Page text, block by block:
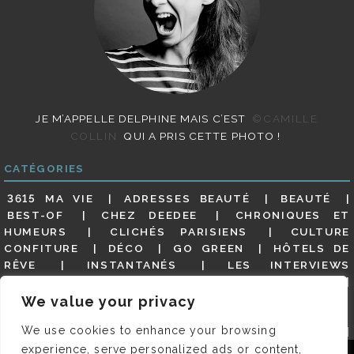
We value your privacy
We use cookies to enhance your browsing
experience, serve personalized ads or content,
JE M’APPELLE DELPHINE MAIS C’EST
©CAMILLE
COLLIN
QUI A PRIS CETTE PHOTO !
CATÉGORIES
3615 MA VIE ADRESSES BEAUTÉ
BEAUTÉ
BEST-OF
CHEZ DEEDEE
CHRONIQUES ET
HUMEURS
CLICHÉS PARISIENS
CULTURE
CONFITURE
DÉCO GO GREEN
HÔTELS DE
RÊVE
INSTANTANÉS
LES INTERVIEWS
MES ADRESSES
MODE NON CLASSÉ
GUIDE
PARIS EN PHOTOS
RESTAURANTS
REVUE DE PRESSE DÉTAILLÉE, SIOU PLAIT